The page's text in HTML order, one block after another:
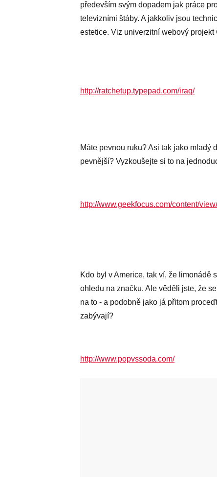
především svým dopadem jak práce
televizními štáby. A jakkoliv jsou
estetice. Viz univerzitní webový projekt
http://ratchetup.typepad.com/iraq/
Máte pevnou ruku? Asi tak jako mladý
pevnější? Vyzkoušejte si to na
http://www.geekfocus.com/content/
Kdo byl v Americe, tak ví, že limonádě
ohledu na značku. Ale věděli jste, že
na to - a podobně jako já přitom
zabývají?
http://www.popvssoda.com/